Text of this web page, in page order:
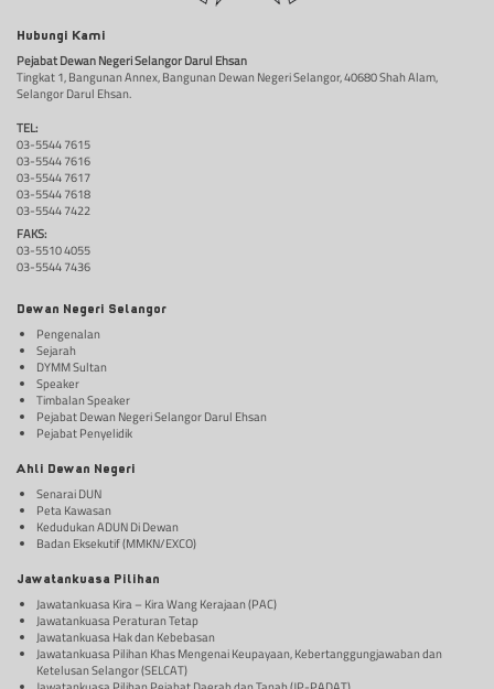
Hubungi Kami
Pejabat Dewan Negeri Selangor Darul Ehsan
Tingkat 1, Bangunan Annex, Bangunan Dewan Negeri Selangor, 40680 Shah Alam,
Selangor Darul Ehsan.
TEL:
03-5544 7615
03-5544 7616
03-5544 7617
03-5544 7618
03-5544 7422
FAKS:
03-5510 4055
03-5544 7436
Dewan Negeri Selangor
Pengenalan
Sejarah
DYMM Sultan
Speaker
Timbalan Speaker
Pejabat Dewan Negeri Selangor Darul Ehsan
Pejabat Penyelidik
Ahli Dewan Negeri
Senarai DUN
Peta Kawasan
Kedudukan ADUN Di Dewan
Badan Eksekutif (MMKN/EXCO)
Jawatankuasa Pilihan
Jawatankuasa Kira – Kira Wang Kerajaan (PAC)
Jawatankuasa Peraturan Tetap
Jawatankuasa Hak dan Kebebasan
Jawatankuasa Pilihan Khas Mengenai Keupayaan, Kebertanggungjawaban dan
Ketelusan Selangor (SELCAT)